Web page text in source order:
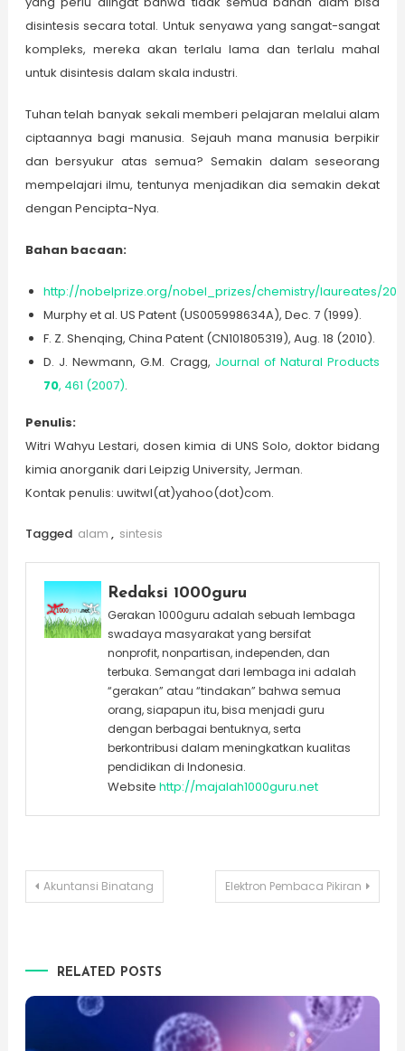
disintesis secara total. Untuk senyawa yang sangat-sangat
kompleks, mereka akan terlalu lama dan terlalu mahal
untuk disintesis dalam skala industri.
Tuhan telah banyak sekali memberi pelajaran melalui alam
ciptaannya bagi manusia. Sejauh mana manusia berpikir
dan bersyukur atas semua? Semakin dalam seseorang
mempelajari ilmu, tentunya menjadikan dia semakin dekat
dengan Pencipta-Nya.
Bahan bacaan:
http://nobelprize.org/nobel_prizes/chemistry/laureates/
Murphy et al. US Patent (US005998634A), Dec. 7 (1999).
F. Z. Shenqing, China Patent (CN101805319), Aug. 18 (2010).
D. J. Newmann, G.M. Cragg, Journal of Natural Products
70, 461 (2007).
Penulis:
Witri Wahyu Lestari, dosen kimia di UNS Solo, doktor bidang
kimia anorganik dari Leipzig University, Jerman.
Kontak penulis: uwitwl(at)yahoo(dot)com.
Tagged alam , sintesis
Redaksi 1000guru
Gerakan 1000guru adalah sebuah lembaga
swadaya masyarakat yang bersifat
nonprofit, nonpartisan, independen, dan
terbuka. Semangat dari lembaga ini adalah
“gerakan” atau “tindakan” bahwa semua
orang, siapapun itu, bisa menjadi guru
dengan berbagai bentuknya, serta
berkontribusi dalam meningkatkan kualitas
pendidikan di Indonesia.
Website http://majalah1000guru.net
Post
Akuntansi Binatang Elektron Pembaca Pikiran
RELATED POSTS